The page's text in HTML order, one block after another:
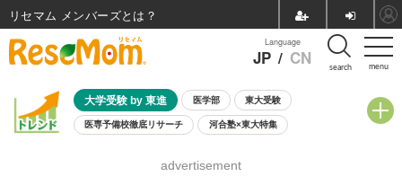
menu
Language
JP / CN search
大学受験 by 東進 医学部 東大受験
医専予備校徹底リサーチ 河合塾×東大特集
8月開催学校説明会・相談会
advertisement
リセマム メンバーズ